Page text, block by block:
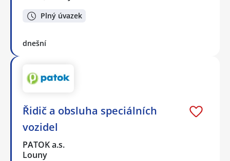
Plný úvazek
dnešní
Řidič a obsluha speciálních
vozidel
PATOK a.s.
Louny